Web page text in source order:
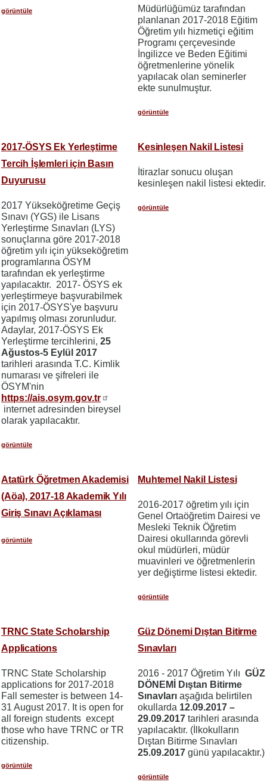
görüntüle
Müdürlüğümüz tarafından
planlanan 2017-2018 Eğitim
Öğretim yılı hizmetiçi eğitim
Programı çerçevesinde
İngilizce ve Beden Eğitimi
öğretmenlerine yönelik
yapılacak olan seminerler
ekte sunulmuştur.
görüntüle
2017-ÖSYS Ek Yerleştirme
Tercih İşlemleri için Basın
Duyurusu
2017 Yükseköğretime Geçiş
Sınavı (YGS) ile Lisans
Yerleştirme Sınavları (LYS)
sonuçlarına göre 2017-2018
öğretim yılı için yükseköğretim
programlarına ÖSYM
tarafından ek yerleştirme
yapılacaktır. 2017- ÖSYS ek
yerleştirmeye başvurabilmek
için 2017-ÖSYS'ye başvuru
yapılmış olması zorunludur.
Adaylar, 2017-ÖSYS Ek
Yerleştirme tercihlerini, 25
Ağustos-5 Eylül 2017
tarihleri arasında T.C. Kimlik
numarası ve şifreleri ile
ÖSYM'nin
https://ais.osym.gov.tr
internet adresinden bireysel
olarak yapılacaktır.
görüntüle
Kesinleşen Nakil Listesi
İtirazlar sonucu oluşan
kesinleşen nakil listesi ektedir.
görüntüle
Atatürk Öğretmen Akademisi
(Aöa), 2017-18 Akademik Yılı
Giriş Sınavı Açıklaması
görüntüle
Muhtemel Nakil Listesi
2016-2017 öğretim yılı için
Genel Ortaöğretim Dairesi ve
Mesleki Teknik Öğretim
Dairesi okullarında görevli
okul müdürleri, müdür
muavinleri ve öğretmenlerin
yer değiştirme listesi ektedir.
görüntüle
TRNC State Scholarship
Applications
TRNC State Scholarship
applications for 2017-2018
Fall semester is between 14-
31 August 2017. It is open for
all foreign students except
those who have TRNC or TR
citizenship.
görüntüle
Güz Dönemi Dıştan Bitirme
Sınavları
2016 - 2017 Öğretim Yılı GÜZ
DÖNEMİ Dıştan Bitirme
Sınavları aşağıda belirtilen
okullarda 12.09.2017 –
29.09.2017 tarihleri arasında
yapılacaktır. (İlkokulların
Dıştan Bitirme Sınavları
25.09.2017 günü yapılacaktır.)
görüntüle